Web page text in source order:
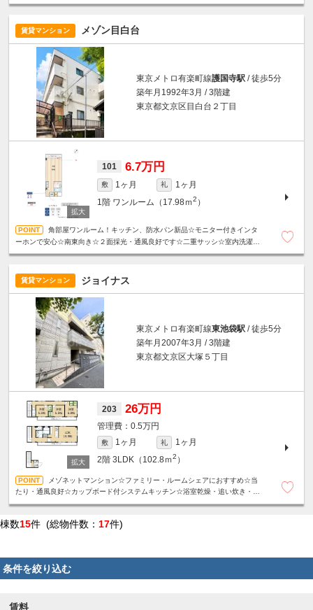
賃貸マンション メゾン目白台
東京メトロ有楽町線護国寺駅 / 徒歩5分
築年月1992年3月 / 3階建
東京都文京区目白台２丁目
101 6.7万円
敷 1ヶ月 礼
1ヶ月
1階 ワンルーム（17.98ｍ2 ）
角部屋ワンルーム！キッチン、防水パン新品☆モニター付きインタ
ーホンで安心☆南東向き☆２面採光・通風良好です☆二重サッシ☆室内洗濯機
賃貸マンション ジョイナス
東京メトロ有楽町線東池袋駅 / 徒歩5分
築年月2007年3月 / 3階建
東京都文京区大塚５丁目
203 26万円
0.5万円
敷 1ヶ月 礼
1ヶ月
2階 3LDK（102.8ｍ2 ）
メゾネットマンション☆ファミリー・ルームシェアにおすすめ☆当
たり・通風良好☆カップボード付システムキッチン☆浴室乾燥・追い炊き・各
棟数15件 (総物件数： 17件)
条件を絞り込む
賃料